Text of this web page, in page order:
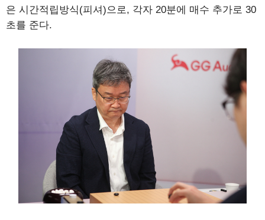
은 시간적립방식(피셔)으로, 각자 20분에 매수 추가로 30
초를 준다.